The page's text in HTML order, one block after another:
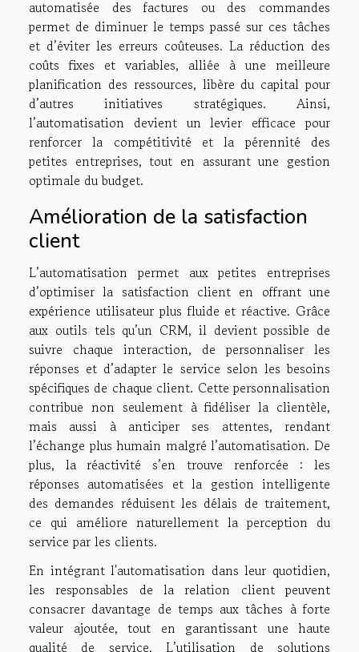
automatisée des factures ou des commandes
permet de diminuer le temps passé sur ces tâches
et d’éviter les erreurs coûteuses. La réduction des
coûts fixes et variables, alliée à une meilleure
planification des ressources, libère du capital pour
d’autres initiatives stratégiques. Ainsi,
l’automatisation devient un levier efficace pour
renforcer la compétitivité et la pérennité des
petites entreprises, tout en assurant une gestion
optimale du budget.
Amélioration de la satisfaction
client
L’automatisation permet aux petites entreprises
d’optimiser la satisfaction client en offrant une
expérience utilisateur plus fluide et réactive. Grâce
aux outils tels qu’un CRM, il devient possible de
suivre chaque interaction, de personnaliser les
réponses et d’adapter le service selon les besoins
spécifiques de chaque client. Cette personnalisation
contribue non seulement à fidéliser la clientèle,
mais aussi à anticiper ses attentes, rendant
l’échange plus humain malgré l’automatisation. De
plus, la réactivité s’en trouve renforcée : les
réponses automatisées et la gestion intelligente
des demandes réduisent les délais de traitement,
ce qui améliore naturellement la perception du
service par les clients.
En intégrant l'automatisation dans leur quotidien,
les responsables de la relation client peuvent
consacrer davantage de temps aux tâches à forte
valeur ajoutée, tout en garantissant une haute
qualité de service. L’utilisation de solutions